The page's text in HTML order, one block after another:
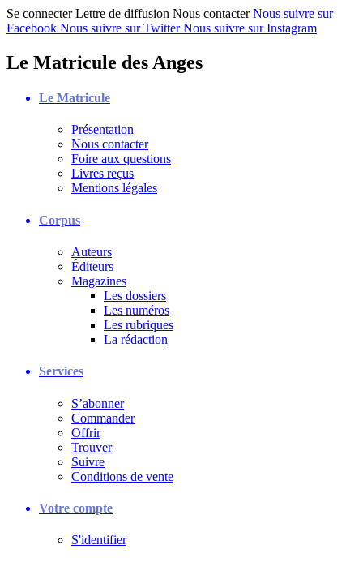
Se connecter Lettre de diffusion Nous contacter Nous suivre sur
Facebook Nous suivre sur Twitter Nous suivre sur Instagram
Le Matricule des Anges
Le Matricule
Présentation
Nous contacter
Foire aux questions
Livres reçus
Mentions légales
Corpus
Auteurs
Éditeurs
Magazines
Les dossiers
Les numéros
Les rubriques
La rédaction
Services
S’abonner
Commander
Offrir
Trouver
Suivre
Conditions de vente
Votre compte
S'identifier